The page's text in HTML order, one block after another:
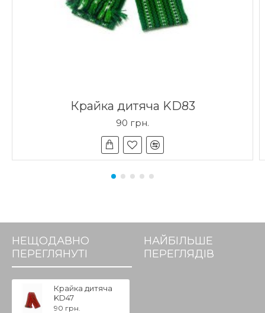
Крайка дитяча KD83
90 грн.
НЕЩОДАВНО
ПЕРЕГЛЯНУТІ
НАЙБІЛЬШЕ
ПЕРЕГЛЯДІВ
Крайка дитяча
KD47
90 грн.